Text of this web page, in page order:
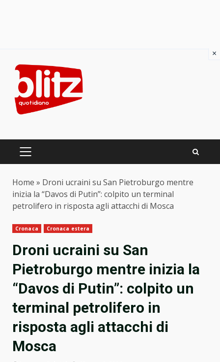
content
PRIMARY
Home » Droni ucraini su San Pietroburgo mentre
inizia la “Davos di Putin”: colpito un terminal
petrolifero in risposta agli attacchi di Mosca
Cronaca Cronaca estera
Droni ucraini su San
Pietroburgo mentre inizia la
“Davos di Putin”: colpito un
terminal petrolifero in
risposta agli attacchi di
Mosca
×